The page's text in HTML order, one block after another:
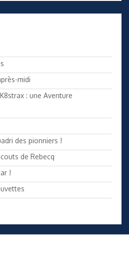
midi
: une Aventure
des pionniers !
de Rebecq
!